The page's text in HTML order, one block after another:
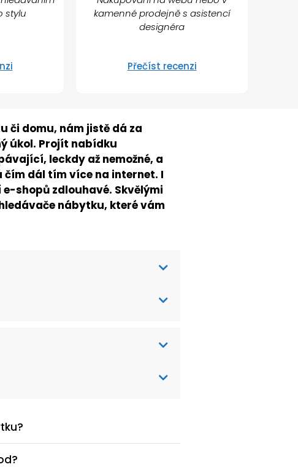
stylu
kamenné prodejně s asistencí
designéra
Přečíst recenzi
či domu, nám jistě dá za
úkol. Projít nabídku
leckdy až nemožné, a
dál tím více na internet. I
shopů zdlouhavé. Skvělými
nábytku, které vám